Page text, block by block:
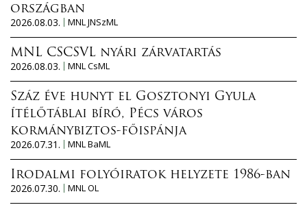
országban
2026.08.03.
MNL JNSzML
MNL CSCSVL nyári zárvatartás
2026.08.03.
MNL CsML
Száz éve hunyt el Gosztonyi Gyula
ítélőtáblai bíró, Pécs város
kormánybiztos-főispánja
2026.07.31.
MNL BaML
Irodalmi folyóiratok helyzete 1986-ban
2026.07.30.
MNL OL